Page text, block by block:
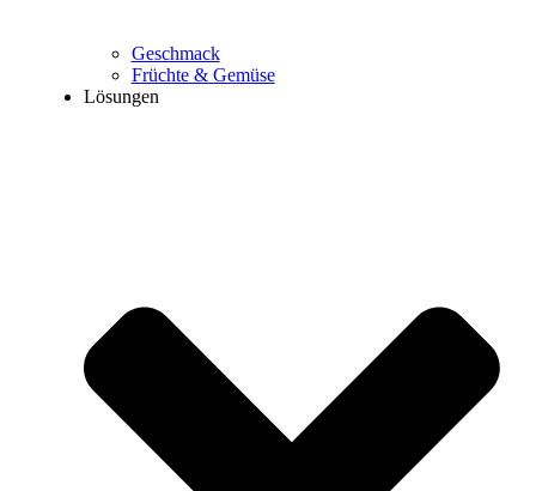
Geschmack
Früchte & Gemüse
Lösungen